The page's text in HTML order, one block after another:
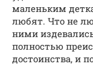
маленьким
любят. Что не
ними
полностью
достоинства, и